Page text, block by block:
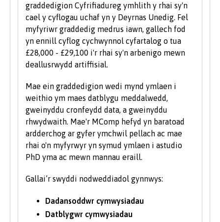
graddedigion Cyfrifiadureg ymhlith y rhai sy'n
cael y cyflogau uchaf yn y Deyrnas Unedig. Fel
myfyriwr graddedig medrus iawn, gallech fod
yn ennill cyflog cychwynnol cyfartalog o tua
£28,000 - £29,100 i'r rhai sy'n arbenigo mewn
deallusrwydd artiffisial.
Mae ein graddedigion wedi mynd ymlaen i
weithio ym maes datblygu meddalwedd,
gweinyddu cronfeydd data, a gweinyddu
rhwydwaith. Mae'r MComp hefyd yn baratoad
ardderchog ar gyfer ymchwil pellach ac mae
rhai o'n myfyrwyr yn symud ymlaen i astudio
PhD yma ac mewn mannau eraill.
Gallai’r swyddi nodweddiadol gynnwys:
Dadansoddwr cymwysiadau
Datblygwr cymwysiadau